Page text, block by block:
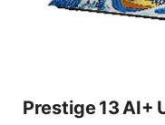
Prestige 13 AI+